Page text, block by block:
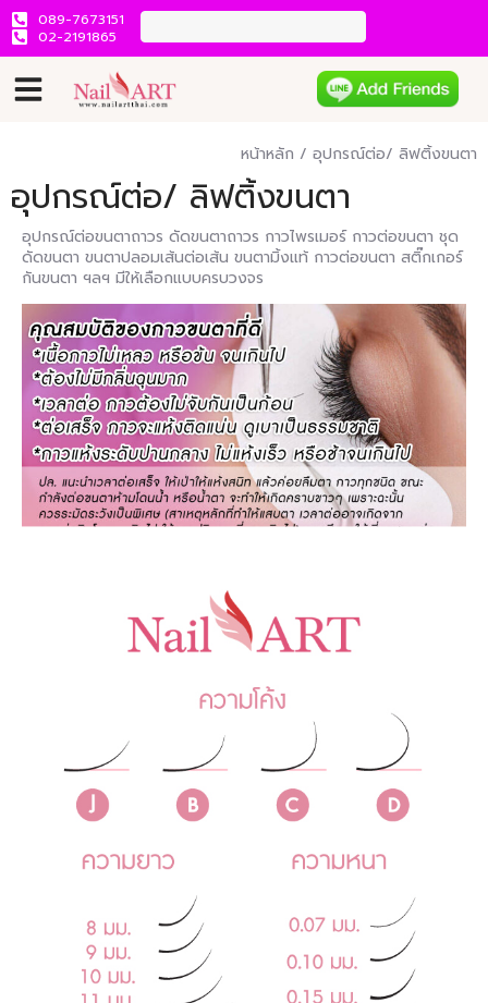
089-7673151
02-2191865
หน้าหลัก / อุปกรณ์ต่อ/ ลิฟติ้งขนตา
อุปกรณ์ต่อ/ ลิฟติ้งขนตา
อุปกรณ์ต่อขนตาถาวร ดัดขนตาถาวร กาวไพรเมอร์ กาวต่อขนตา ชุด
ดัดขนตา ขนตาปลอมเส้นต่อเส้น ขนตามิ้งแท้ กาวต่อขนตา สติ๊กเกอร์
กันขนตา ฯลฯ มีให้เลือกแบบครบวงจร